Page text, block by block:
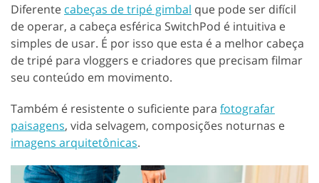
Diferente cabeças de tripé gimbal que pode ser difícil
de operar, a cabeça esférica SwitchPod é intuitiva e
simples de usar. É por isso que esta é a melhor cabeça
de tripé para vloggers e criadores que precisam filmar
seu conteúdo em movimento.
Também é resistente o suficiente para fotografar
paisagens, vida selvagem, composições noturnas e
imagens arquitetônicas.